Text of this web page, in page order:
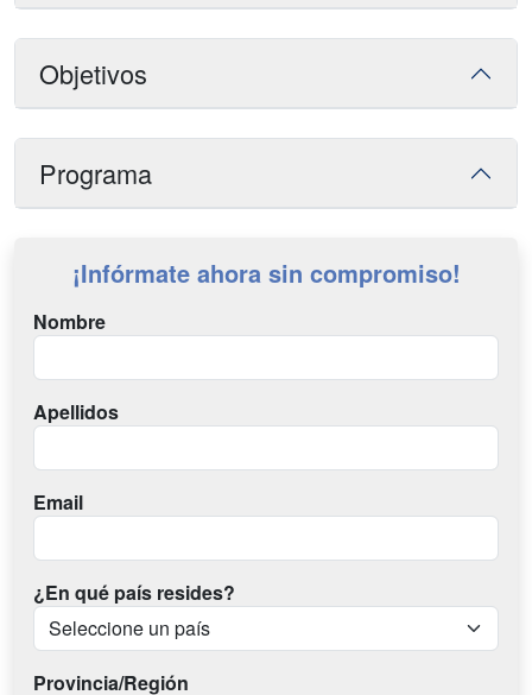
Objetivos
Programa
¡Infórmate ahora sin compromiso!
Nombre
Apellidos
Email
¿En qué país resides?
Provincia/Región